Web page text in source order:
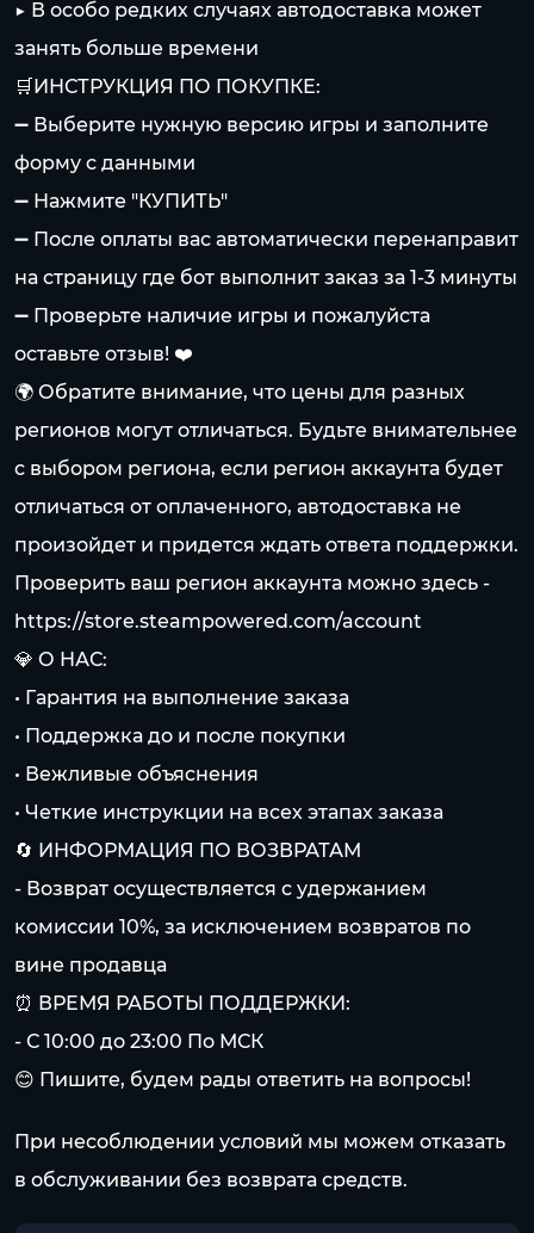
▶️ В особо редких случаях автодоставка может
занять больше времени
🛒ИНСТРУКЦИЯ ПО ПОКУПКЕ:
➖ Выберите нужную версию игры и заполните
форму с данными
➖ Нажмите "КУПИТЬ"
➖ После оплаты вас автоматически перенаправит
на страницу где бот выполнит заказ за 1-3 минуты
➖ Проверьте наличие игры и пожалуйста
оставьте отзыв! ❤️
🌍 Обратите внимание, что цены для разных
регионов могут отличаться. Будьте внимательнее
с выбором региона, если регион аккаунта будет
отличаться от оплаченного, автодоставка не
произойдет и придется ждать ответа поддержки.
Проверить ваш регион аккаунта можно здесь -
https://store.steampowered.com/account
💎 О НАС:
• Гарантия на выполнение заказа
• Поддержка до и после покупки
• Вежливые объяснения
• Четкие инструкции на всех этапах заказа
🔄 ИНФОРМАЦИЯ ПО ВОЗВРАТАМ
- Возврат осуществляется с удержанием
комиссии 10%, за исключением возвратов по
вине продавца
⏰ ВРЕМЯ РАБОТЫ ПОДДЕРЖКИ:
- С 10:00 до 23:00 По МСК
😊 Пишите, будем рады ответить на вопросы!
При несоблюдении условий мы можем отказать
в обслуживании без возврата средств.